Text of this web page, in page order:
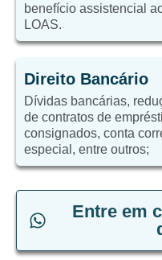
benefício assistencial
LOAS.
Direito Bancário
Dívidas bancárias,
de contratos de
consignados, conta
especial, entre outros;
Entre em